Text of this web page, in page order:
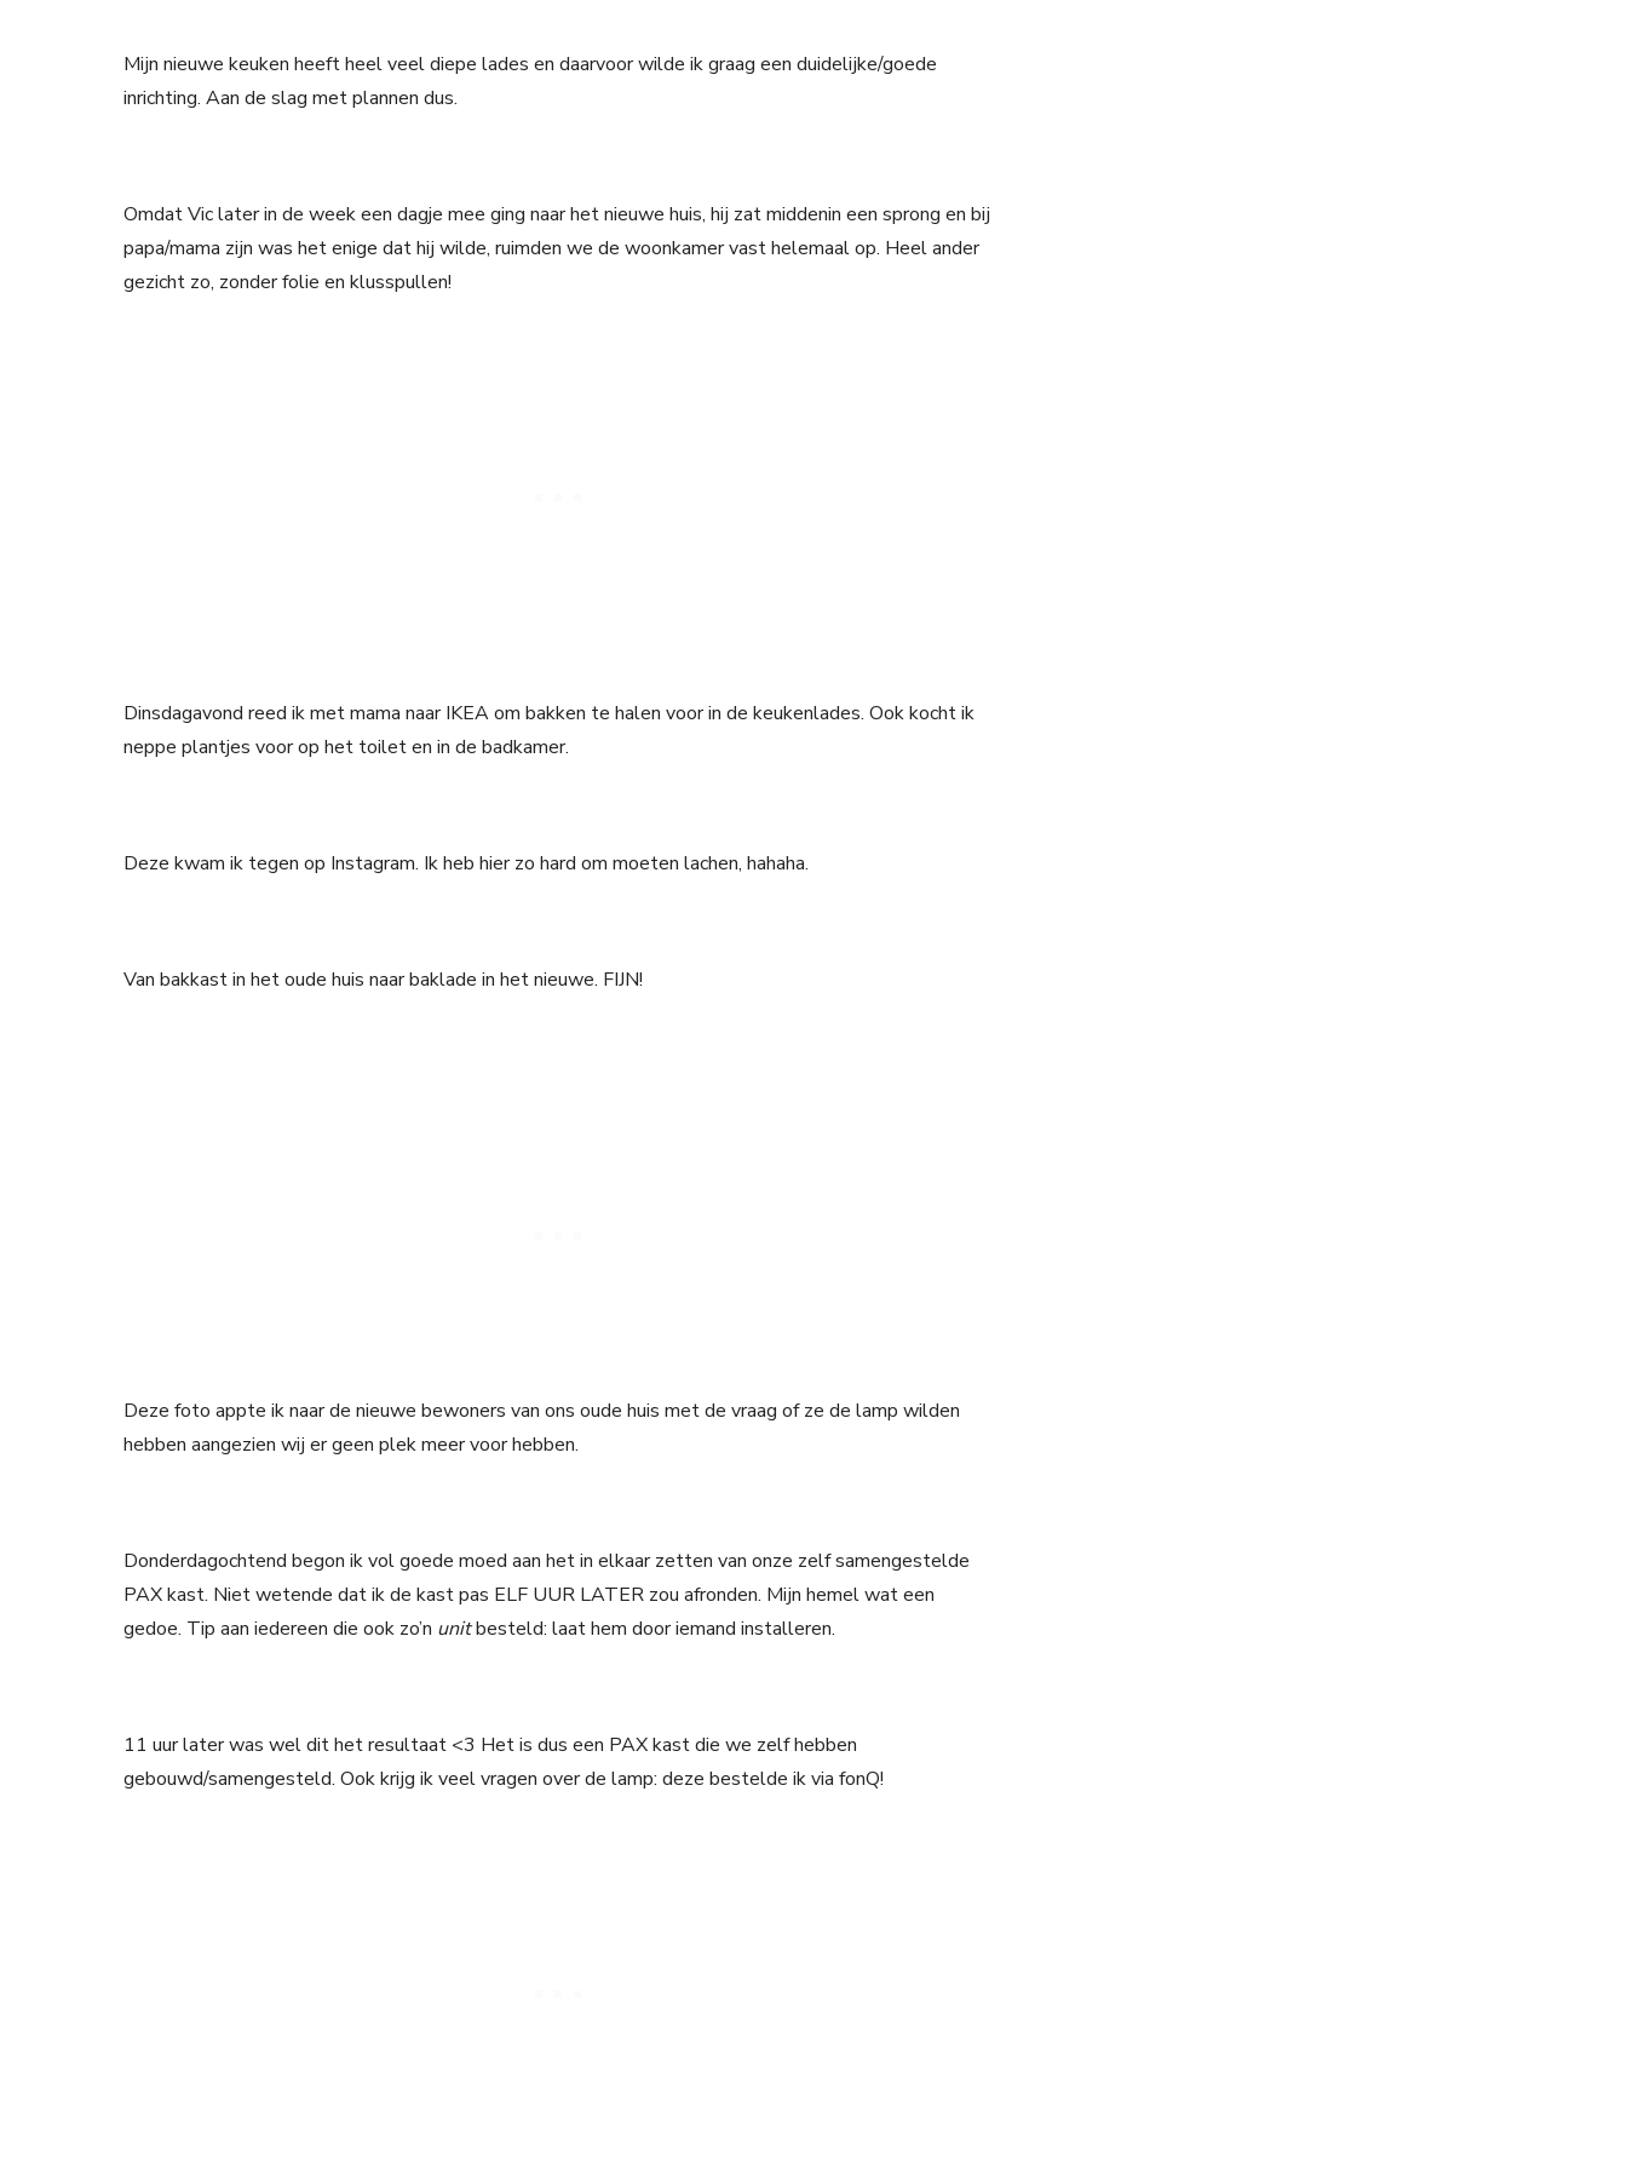
Mijn nieuwe keuken heeft heel veel diepe lades en daarvoor wilde ik graag een duidelijke/goede
inrichting. Aan de slag met plannen dus.
Omdat Vic later in de week een dagje mee ging naar het nieuwe huis, hij zat middenin een sprong en bij
papa/mama zijn was het enige dat hij wilde, ruimden we de woonkamer vast helemaal op. Heel ander
gezicht zo, zonder folie en klusspullen!
Dinsdagavond reed ik met mama naar IKEA om bakken te halen voor in de keukenlades. Ook kocht ik
neppe plantjes voor op het toilet en in de badkamer.
Deze kwam ik tegen op Instagram. Ik heb hier zo hard om moeten lachen, hahaha.
Van bakkast in het oude huis naar baklade in het nieuwe. FIJN!
Deze foto appte ik naar de nieuwe bewoners van ons oude huis met de vraag of ze de lamp wilden
hebben aangezien wij er geen plek meer voor hebben.
Donderdagochtend begon ik vol goede moed aan het in elkaar zetten van onze zelf samengestelde
PAX kast. Niet wetende dat ik de kast pas ELF UUR LATER zou afronden. Mijn hemel wat een
gedoe. Tip aan iedereen die ook zo’n unitbesteld: laat hem door iemand installeren.
11 uur later was wel dit het resultaat <3 Het is dus een PAX kast die we zelf hebben
gebouwd/samengesteld. Ook krijg ik veel vragen over de lamp: deze bestelde ik via fonQ!